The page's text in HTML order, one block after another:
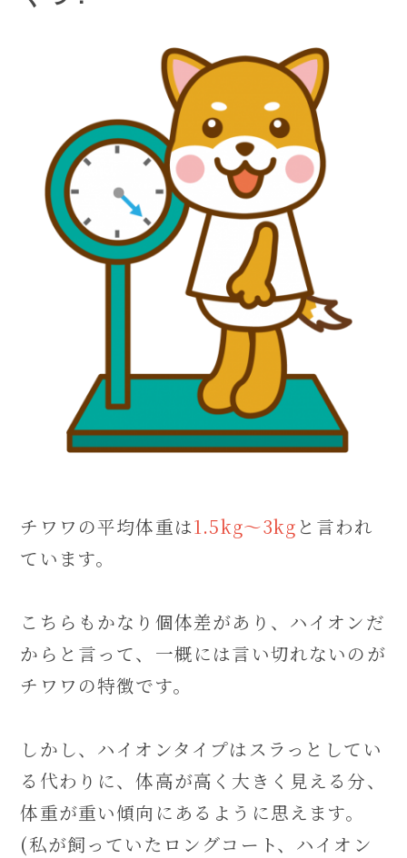
チワワの平均体重は1.5kg～3kg と言われ
ています。
こちらもかなり個体差があり、ハイオンだ
からと言って、一概には言い切れないのが
チワワの特徴です。
しかし、ハイオンタイプはスラっとしてい
る代わりに、体高が高く大きく見える分、
体重が重い傾向にあるように思えます。
(私が飼っていたロングコート、ハイオン